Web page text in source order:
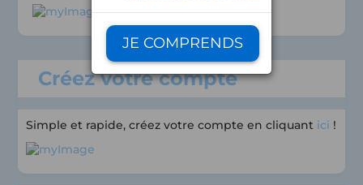
JE COMPRENDS
Créez votre compte
Simple et rapide, créez votre compte en cliquant ici !